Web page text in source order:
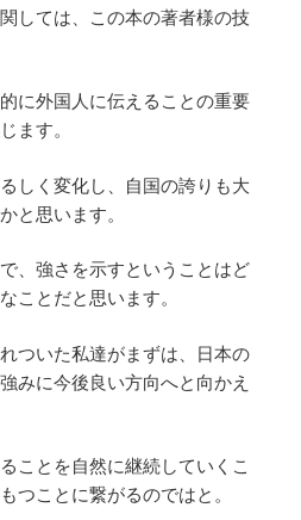
しては、この本の著者様の技
に外国人に伝えることの重要
ます。
しく変化し、自国の誇りも大
と思います。
、強さを示すということはど
ことだと思います。
ついた私達がまずは、日本の
みに今後良い方向へと向かえ
ことを自然に継続していくこ
つことに繋がるのではと。